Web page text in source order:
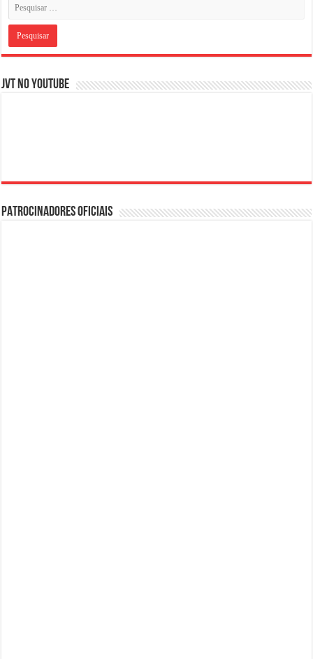
JVT NO YOUTUBE
PATROCINADORES OFICIAIS